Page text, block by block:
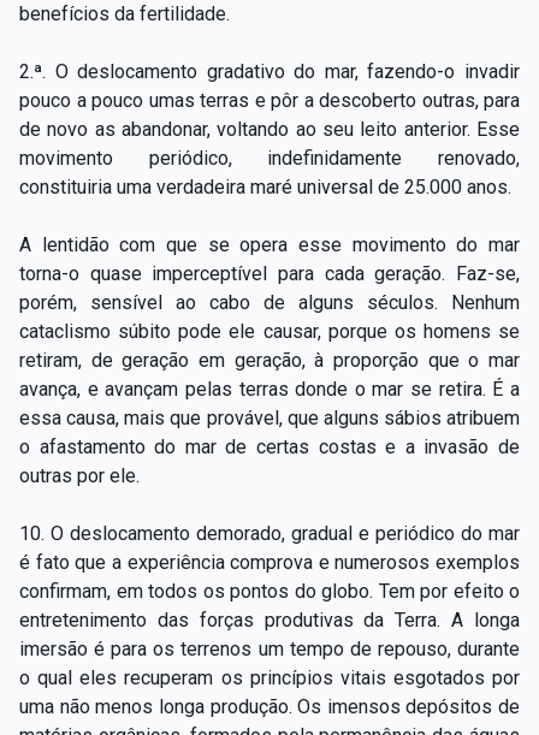
benefícios da fertilidade.
2.ª. O deslocamento gradativo do mar, fazendo-­o invadir
pouco a pouco umas terras e pôr a descoberto outras, para
de novo as abandonar, voltando ao seu leito anterior. Esse
movimento periódico, indefinidamente renovado,
constituiria uma verdadeira maré universal de 25.000 anos.
A lentidão com que se opera esse movimento do mar
torna-­o quase imperceptível para cada geração. Faz­-se,
porém, sensível ao cabo de alguns séculos. Nenhum
cataclismo súbito pode ele causar, porque os homens se
retiram, de geração em geração, à proporção que o mar
avança, e avançam pelas terras donde o mar se retira. É a
essa causa, mais que provável, que alguns sábios atribuem
o afastamento do mar de certas costas e a invasão de
outras por ele.
10. O deslocamento demorado, gradual e periódico do mar
é fato que a experiência comprova e numerosos exemplos
confirmam, em todos os pontos do globo. Tem por efeito o
entretenimento das forças produtivas da Terra. A longa
imersão é para os terrenos um tempo de repouso, durante
o qual eles recuperam os princípios vitais esgotados por
uma não menos longa produção. Os imensos depósitos de